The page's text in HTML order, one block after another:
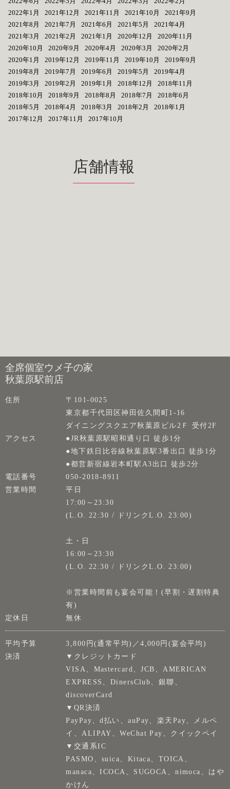
2022年1月
2021年12月 2021年11月 2021年10月
2021年9月
2021年8月
2021年7月 2021年6月 2021年5月
2021年4月
2021年3月
2021年2月 2021年1月 2020年12月
2020年11月
2020年10月
2020年9月 2020年4月 2020年3月
2020年2月
2020年1月
2019年12月 2019年11月 2019年10月
2019年9月
2019年8月
2019年7月 2019年6月 2019年5月
2019年4月
2019年3月
2019年2月 2019年1月 2018年12月
2018年11月
2018年10月
2018年9月 2018年8月 2018年7月
2018年6月
2018年5月
2018年4月 2018年3月 2018年2月
2018年1月
2017年12月
2017年11月 2017年10月
店舗情報
全席個室ウメ子の家
秋葉原駅前店
住所
〒101-0025
東京都千代田区神田佐久間町1-16
ダイニングスクエア秋葉原ビル2Ｆ 受付2F
アクセス
●JR秋葉原駅昭和通り口 徒歩1分
●地下鉄日比谷線秋葉原駅3番出口 徒歩1分
●都営新宿線岩本町駅A3出口 徒歩2分
電話番号
050-2018-8911
営業時間
平日
17:00～23:30
(L.O. 22:30 / ドリンクL.O. 23:00)
土・日
16:00～23:30
(L.O. 22:30 / ドリンクL.O. 23:00)
※営業時間前も宴会可能！(早割・遅割特典
有)
定休日
無休
平均予算
3,800円(通常平均)／4,000円(宴会平均)
決済
▼クレジットカード
VISA、Mastercard、JCB、AMERICAN
EXPRESS、DinersClub、銀聯、
discoverCard
▼QR決済
PayPay、d払い、auPay、楽天Pay、メルペ
イ、ALIPAY、WeChat Pay、クイックペイ
▼交通系IC
PASMO、suica、Kitaca、TOICA、
manaca、ICOCA、SUGOCA、nimoca、はや
かけん